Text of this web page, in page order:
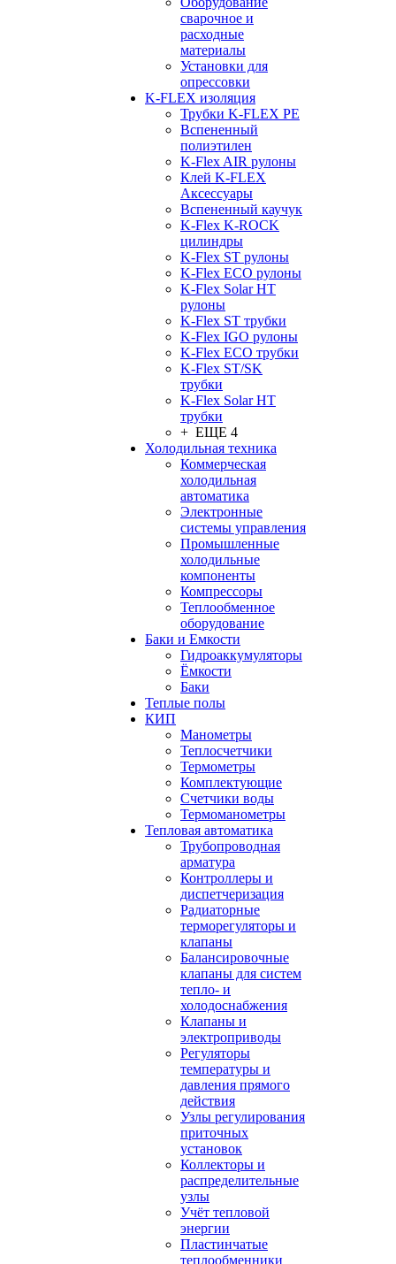
сварочное и
расходные
материалы
Установки для
опрессовки
K-FLEX изоляция
Трубки K-FLEX PE
Вспененный
полиэтилен
K-Flex AIR рулоны
Клей K-FLEX
Аксессуары
Вспененный каучук
K-Flex K-ROCK
цилиндры
K-Flex ST рулоны
K-Flex ECO рулоны
K-Flex Solar HT
рулоны
K-Flex ST трубки
K-Flex IGO рулоны
K-Flex ECO трубки
K-Flex ST/SK
трубки
K-Flex Solar HT
трубки
+ ЕЩЕ 4
Холодильная техника
Коммерческая
холодильная
автоматика
Электронные
системы управления
Промышленные
холодильные
компоненты
Компрессоры
Теплообменное
оборудование
Баки и Емкости
Гидроаккумуляторы
Ёмкости
Баки
Теплые полы
КИП
Манометры
Теплосчетчики
Термометры
Комплектующие
Счетчики воды
Термоманометры
Тепловая автоматика
Трубопроводная
арматура
Контроллеры и
диспетчеризация
Радиаторные
терморегуляторы и
клапаны
Балансировочные
клапаны для систем
тепло- и
холодоснабжения
Клапаны и
электроприводы
Регуляторы
температуры и
давления прямого
действия
Узлы регулирования
приточных
установок
Коллекторы и
распределительные
узлы
Учёт тепловой
энергии
Пластинчатые
теплообменники